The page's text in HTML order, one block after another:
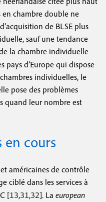
en chambre double ne
de BLSE plus
sauf une tendance
la chambre individuelle
pays d’Europe qui dispose
individuelles, le
pose des problèmes
quand leur nombre est
en cours
américaines de contrôle
ciblé dans les services à
[13,31,32]. La european